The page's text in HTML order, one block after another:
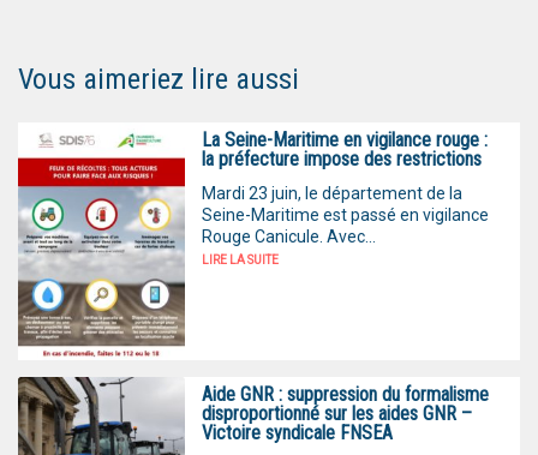
Vous aimeriez lire aussi
La Seine-Maritime en vigilance rouge :
la préfecture impose des restrictions
Mardi 23 juin, le département de la
Seine-Maritime est passé en vigilance
Rouge Canicule. Avec...
LIRE LA SUITE
Aide GNR : suppression du formalisme
disproportionné sur les aides GNR –
Victoire syndicale FNSEA